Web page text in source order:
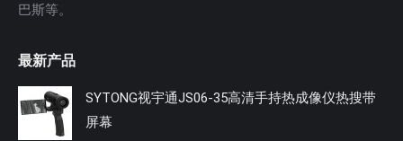
巴斯等。
最新产品
SYTONG视宇通JS06-35高清手持热成像仪热搜带
屏幕